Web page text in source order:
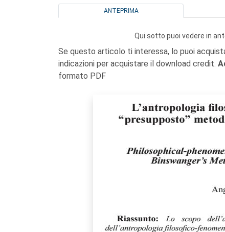
ANTEPRIMA
Qui sotto puoi vedere in
Se questo articolo ti interessa, lo puoi
indicazioni per acquistare il download credit.
formato PDF